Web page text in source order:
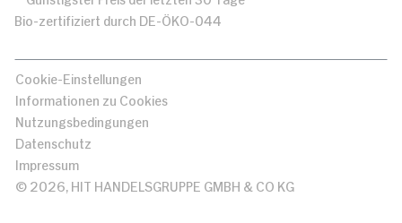
Bio-zertifiziert durch DE-ÖKO-044
Cookie-Einstellungen
Informationen zu Cookies
Nutzungsbedingungen
Datenschutz
Impressum
© 2026, HIT HANDELSGRUPPE GMBH & CO KG